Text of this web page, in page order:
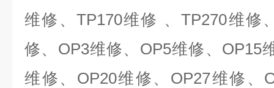
维修、 TP170维修 、TP270维修
修、 OP3维修、 OP5维修、 OP15
维修、 OP20维修、 OP27维修、